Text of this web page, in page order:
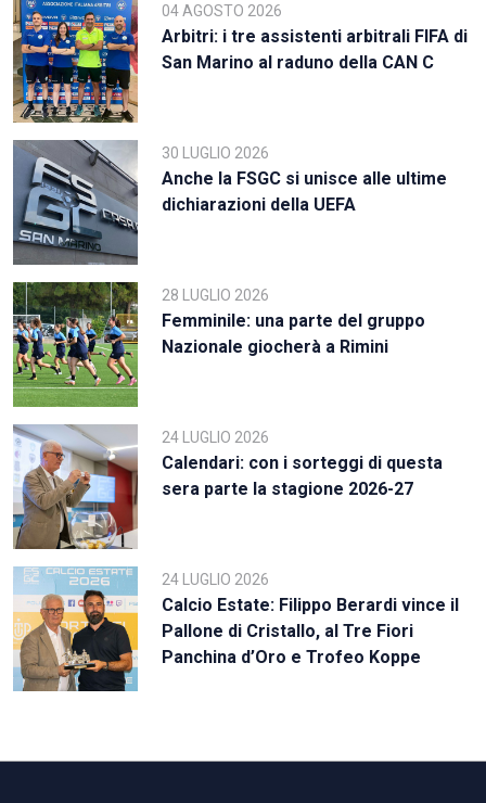
04 AGOSTO 2026
Arbitri: i tre assistenti arbitrali FIFA di
San Marino al raduno della CAN C
30 LUGLIO 2026
Anche la FSGC si unisce alle ultime
dichiarazioni della UEFA
28 LUGLIO 2026
Femminile: una parte del gruppo
Nazionale giocherà a Rimini
24 LUGLIO 2026
Calendari: con i sorteggi di questa
sera parte la stagione 2026-27
24 LUGLIO 2026
Calcio Estate: Filippo Berardi vince il
Pallone di Cristallo, al Tre Fiori
Panchina d’Oro e Trofeo Koppe